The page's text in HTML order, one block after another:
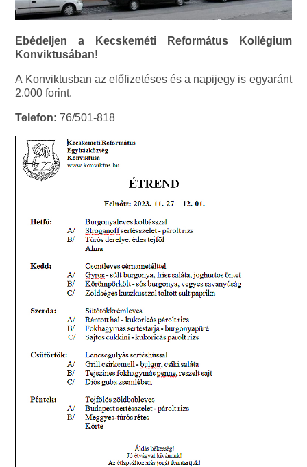
Ebédeljen a Kecskeméti Református Kollégium
Konviktusában!
A Konviktusban az előfizetéses és a napijegy is egyaránt
2.000 forint.
Telefon: 76/501-818